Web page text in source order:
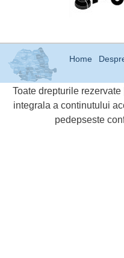
Home
Toate drepturile
integrala a continutului
pedepseste